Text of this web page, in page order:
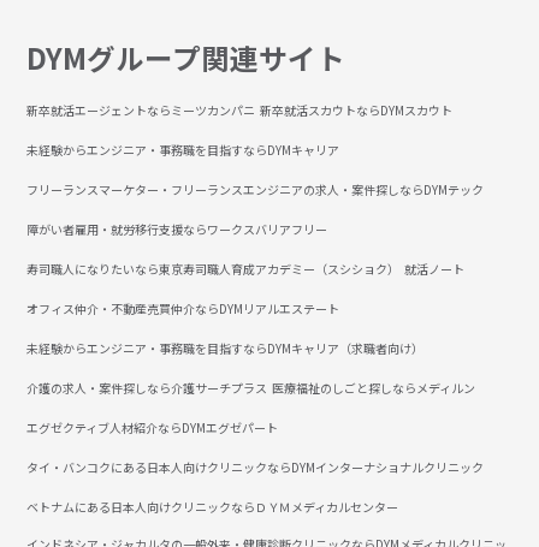
DYMグループ関連サイト
新卒就活エージェントならミーツカンパニ 新卒就活スカウトならDYMスカウト
未経験からエンジニア・事務職を目指すならDYMキャリア
フリーランスマーケター・フリーランスエンジニアの求人・案件探しならDYMテック
障がい者雇用・就労移行支援ならワークスバリアフリー
寿司職人になりたいなら東京寿司職人育成アカデミー（スシショク） 就活ノート
オフィス仲介・不動産売買仲介ならDYMリアルエステート
未経験からエンジニア・事務職を目指すならDYMキャリア（求職者向け）
介護の求人・案件探しなら介護サーチプラス 医療福祉のしごと探しならメディルン
エグゼクティブ人材紹介ならDYMエグゼパート
タイ・バンコクにある日本人向けクリニックならDYMインターナショナルクリニック
ベトナムにある日本人向けクリニックならＤＹＭメディカルセンター